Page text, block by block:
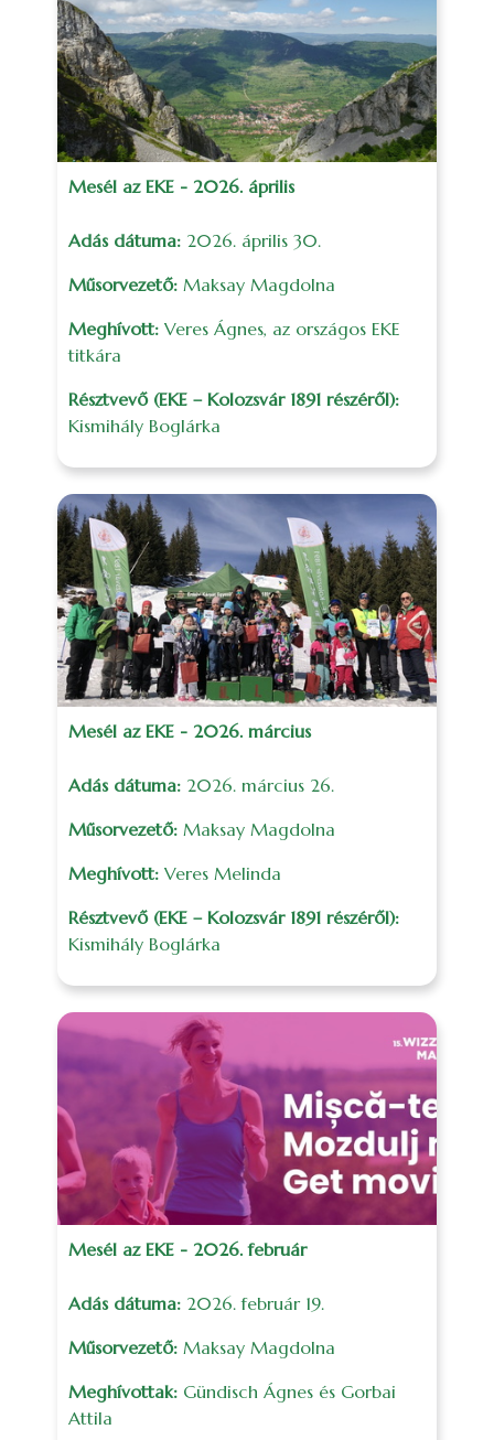
Mesél az EKE - 2026. április
Adás dátuma: 2026. április 30.
Műsorvezető: Maksay Magdolna
Meghívott: Veres Ágnes, az országos EKE
titkára
Résztvevő (EKE – Kolozsvár 1891 részéről):
Kismihály Boglárka
Mesél az EKE - 2026. március
Adás dátuma: 2026. március 26.
Műsorvezető: Maksay Magdolna
Meghívott: Veres Melinda
Résztvevő (EKE – Kolozsvár 1891 részéről):
Kismihály Boglárka
Mesél az EKE - 2026. február
Adás dátuma: 2026. február 19.
Műsorvezető: Maksay Magdolna
Meghívottak: Gündisch Ágnes és Gorbai
Attila